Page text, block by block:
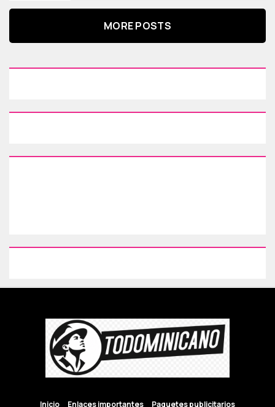
MORE POSTS
Inicio Enlaces importantes Paquetes publicitarios